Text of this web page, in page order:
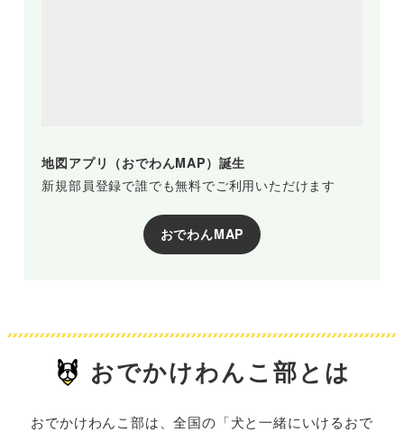
地図アプリ（おでわんMAP）誕生
新規部員登録で誰でも無料でご利用いただけます
おでわんMAP
おでかけわんこ部とは
おでかけわんこ部は、全国の「犬と一緒にいけるおで